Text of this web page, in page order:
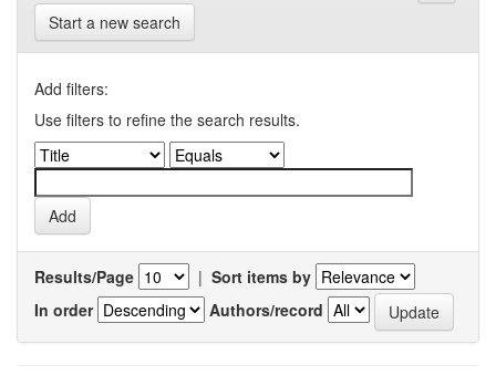
Start a new search
Add filters:
Use filters to refine the search results.
Results/Page | Sort items by
In order
Authors/record